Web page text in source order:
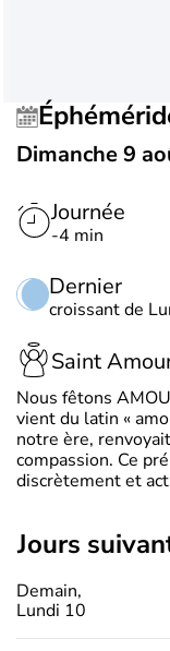
Dimanche 9
Journée
-4 min
Dernier
croissant de
Saint
Nous fêtons
vient du latin «
notre ère,
compassion. Ce
discrètement et
jours
Demain,
Lundi 10